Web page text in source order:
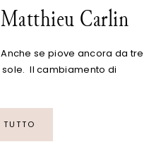
Carlin
se piove ancora da tre
Il cambiamento di
TUTTO